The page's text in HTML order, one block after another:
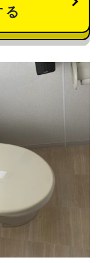
る